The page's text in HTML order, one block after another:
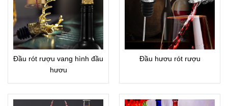
Đầu rót rượu vang hình đầu
hươu
Đầu hươu rót rượu